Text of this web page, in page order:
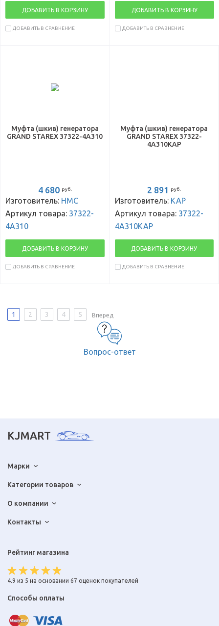
ДОБАВИТЬ В КОРЗИНУ
ДОБАВИТЬ В СРАВНЕНИЕ
ДОБАВИТЬ В КОРЗИНУ
ДОБАВИТЬ В СРАВНЕНИЕ
Муфта (шкив) генератора
GRAND STAREX 37322-4A310
4 680 руб.
Изготовитель: HMC
Артикул товара: 37322-
4A310
ДОБАВИТЬ В КОРЗИНУ
ДОБАВИТЬ В СРАВНЕНИЕ
Муфта (шкив) генератора
GRAND STAREX 37322-
4A310KAP
2 891 руб.
Изготовитель: KAP
Артикул товара: 37322-
4A310KAP
ДОБАВИТЬ В КОРЗИНУ
ДОБАВИТЬ В СРАВНЕНИЕ
1 2 3 4 5 Вперед
Вопрос-ответ
KJMART
Марки
Категории товаров
О компании
Контакты
Рейтинг магазина
4.9 из 5 на основании 67 оценок покупателей
Способы оплаты